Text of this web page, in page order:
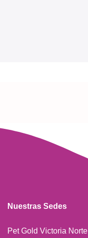
Nuestras Sedes
Pet Gold Victoria Norte